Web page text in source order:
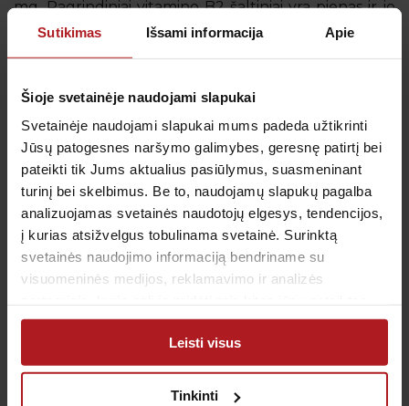
Sutikimas Išsami informacija Apie
Šioje svetainėje naudojami slapukai
Svetainėje naudojami slapukai mums padeda užtikrinti
Jūsų patogesnes naršymo galimybes, geresnę patirtį bei
pateikti tik Jums aktualius pasiūlymus, suasmeninant
turinį bei skelbimus. Be to, naudojamų slapukų pagalba
analizuojamas svetainės naudotojų elgesys, tendencijos,
į kurias atsižvelgus tobulinama svetainė. Surinktą
svetainės naudojimo informaciją bendriname su
visuomeninės medijos, reklamavimo ir analizės
arba naudojant paslaugas surinktos informacijos.
Leisti visus
Tinkinti
mg. Pagrindiniai vitamino B2 šaltiniai yra pienas ir jo
produktai, kiaušiniai, mėsa, kepenys, žuvis, žalios
lapinės daržovės, pomidorai, kruopos, sojos pupelės,
pasitaiko ypač retai, kadangi organizme jis
nekaupiamas, o nepanaudotas kiekis yra
pašalinamas su šlapimu.
Gauk naujienas pirmas
Kas kiek laiko būtina profilaktiškai tikrintis sveikatą?
Kada metas skiepytis nuo gripo? Prenumeruokite
naujienlaiškį, kad svarbiausi priminimai į Jūsų pašto